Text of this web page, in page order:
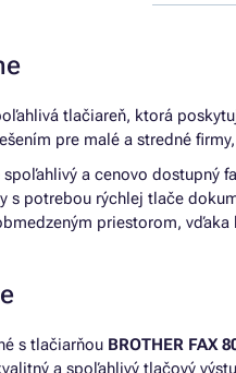
tlačiareň, ktorá
pre malé a stredné
a cenovo dostupný
s potrebou rýchlej tlače
priestorom,
s tlačiarňou BROTHER FAX
a spoľahlivý tlačový